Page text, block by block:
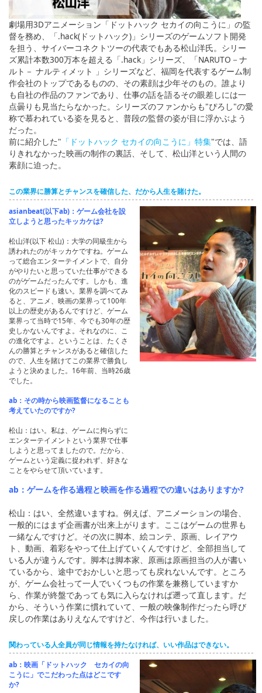
劇場用3Dアニメーション「ドットハック セカイの向こうに」の監
督を務め、「.hack(ドットハック)」シリーズのゲームソフト開発
を担う、サイバーコネクトツーの代表でもある松山洋氏。シリー
ズ累計本数300万本を超える「.hack」シリーズ、「NARUTO－ナ
ルト－ ナルティメット 」シリーズなど、福岡を代表するゲーム制
作会社のトップであるものの、その素顔は少年そのもの。誰より
も自社の作品のファンであり、仕事の話を語るその眼差しには一
点曇りも見当たらなかった。シリーズのファンからも"ぴろし"の愛
称で慕われている姿を見ると、普段の監督の姿が目に浮かぶよう
だった。
前に紹介した" 「ドットハック セカイの向こうに」特集"では、語
りきれなかった映画の制作の裏話、そして、松山洋という人間の
素顔に迫った。
この業界に勝算とチャンスを確信した、だから人生を賭けた。
asianbeat(以下ab)：ゲーム会社を設
立しようと思ったキッカケは?
松山洋(以下 松山)：大学の同級生から
誘われたのがキッカケですね。ゲーム
って総合エンターテイメントで、自分
がやりたいと思っていた仕事ができる
のがゲームだったんです。しかも、進
化のスピードも速い。業界を調べてみ
ると、アニメ、映画の業界って100年
以上の歴史があるんですけど、ゲーム
業界って当時で15年、今でも30年の歴
史しかないんですよ。それなのに、こ
の進化ですよ。ということは、たくさ
んの勝算とチャンスがあると確信した
ので、人生を賭けてこの業界で勝負し
ようと決めました。16年前、当時26歳
でした。
ab：その時から映画監督になることも
考えていたのですか?
松山：はい。私は、ゲームに拘らずに
エンターテイメントという業界で仕事
しようと思ってましたので。だから、
ゲームという定義に捉われず、好きな
ことをやらせて頂いています。
ab：ゲームを作る過程と映画を作る過程での違いはありますか?
松山：はい、全然違いますね。例えば、アニメーションの場合、
一般的にはまず企画書が出来上がります。ここはゲームの世界も
一緒なんですけど。その次に脚本、絵コンテ、原画、レイアウ
ト、動画、着彩をやって仕上げていくんですけど、全部担当して
いる人が違うんです。脚本は脚本家、原画は原画担当の人が書い
ているから、途中でおかしいと思っても戻れないんです。ところ
が、ゲーム会社って一人でいくつもの作業を兼務していますか
ら、作業が終盤であっても気に入らなければ遡って直します。だ
から、そういう作業に慣れていて、一般の映像制作だったら呼び
戻しの作業はありえなんですけど、今作は行いました。
関わっている人全員が同じ情報を持たなければ、いい作品はできない。
ab：映画「ドットハック セカイの向
こうに」でこだわった点はどこです
か?